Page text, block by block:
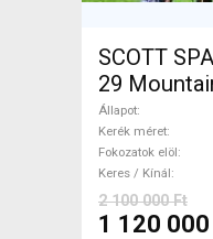
SCOTT
29 Mountain Bike 29"
össztelós /
ELADÓ
Állapot
Kerék méret
Fokozatok elöl
Keres / Kínál
2 100 000 Ft
1 120